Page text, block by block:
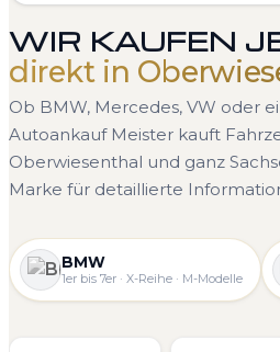
WIR KAUFEN
direkt in
Ob BMW, Mercedes, VW oder
Autoankauf Meister kauft
Oberwiesenthal und ganz
Marke für detaillierte
BMW
1er bis 7er · X-Reihe · M-Modelle